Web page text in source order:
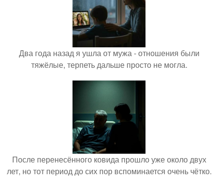
Два года назад я ушла от мужа - отношения были
тяжёлые, терпеть дальше просто не могла.
После перенесённого ковида прошло уже около двух
лет, но тот период до сих пор вспоминается очень чётко.